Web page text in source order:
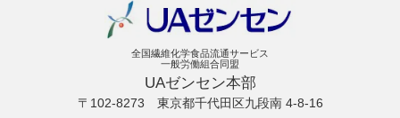
全国繊維化学食品流通サービス
一般労働組合同盟
UAゼンセン本部
〒102-8273 東京都千代田区九段南 4-8-16